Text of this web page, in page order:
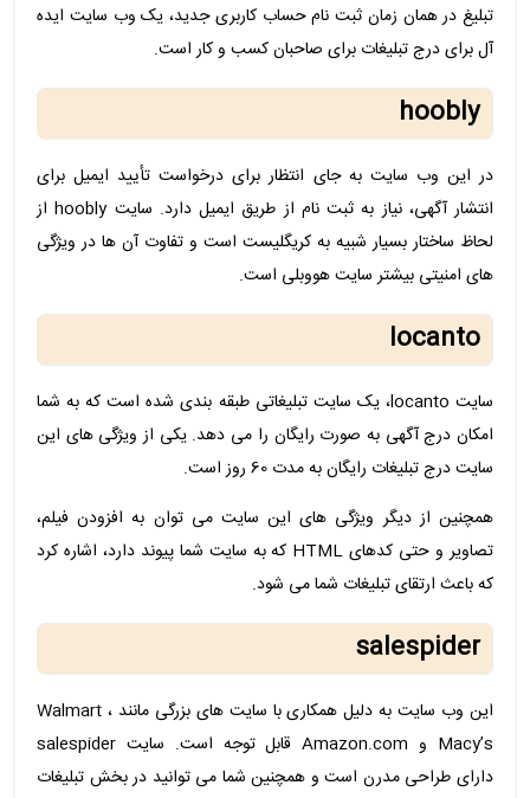
تبلیغ در همان زمان ثبت نام حساب کاربری جدید، یک وب سایت ایده
آل برای درج تبلیغات برای صاحبان کسب و کار است.
hoobly
در این وب سایت به جای انتظار برای درخواست تأیید ایمیل برای
انتشار آگهی، نیاز به ثبت نام از طریق ایمیل دارد. سایت hoobly از
لحاظ ساختار بسیار شبیه به کریگلیست است و تفاوت آن ها در ویژگی
های امنیتی بیشتر سایت هووبلی است.
locanto
سایت locanto، یک سایت تبلیغاتی طبقه بندی شده است که به شما
امکان درج آگهی به صورت رایگان را می دهد. یکی از ویژگی های این
سایت درج تبلیغات رایگان به مدت 60 روز است.
همچنین از دیگر ویژگی های این سایت می توان به افزودن فیلم،
تصاویر و حتی کدهای HTML که به سایت شما پیوند دارد، اشاره کرد
که باعث ارتقای تبلیغات شما می شود.
salespider
این وب سایت به دلیل همکاری با سایت های بزرگی مانند Walmart ،
Macy’s و Amazon.com قابل توجه است. سایت salespider
دارای طراحی مدرن است و همچنین شما می توانید در بخش تبلیغات